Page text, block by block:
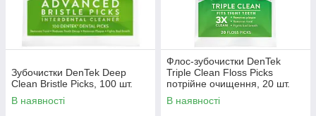
Зубочистки DenTek Deep
Clean Bristle Picks, 100 шт.
В наявності
Флоc-зубочистки DenTek
Triple Clean Floss Picks
потрійне очищення, 20 шт.
В наявності